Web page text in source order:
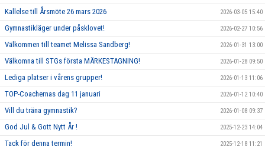
Kallelse till Årsmöte 26 mars 2026 2026-03-05 15:40
Gymnastikläger under påsklovet! 2026-02-27 10:56
Välkommen till teamet Melissa Sandberg! 2026-01-31 13:00
Välkomna till STGs första MÄRKESTAGNING! 2026-01-28 09:50
Lediga platser i vårens grupper! 2026-01-13 11:06
TOP-Coachernas dag 11 januari 2026-01-12 10:40
Vill du träna gymnastik? 2026-01-08 09:37
God Jul & Gott Nytt År ! 2025-12-23 14:04
Tack för denna termin! 2025-12-18 11:21